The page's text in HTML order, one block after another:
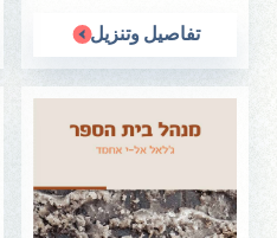
تفاصيل وتنزيل